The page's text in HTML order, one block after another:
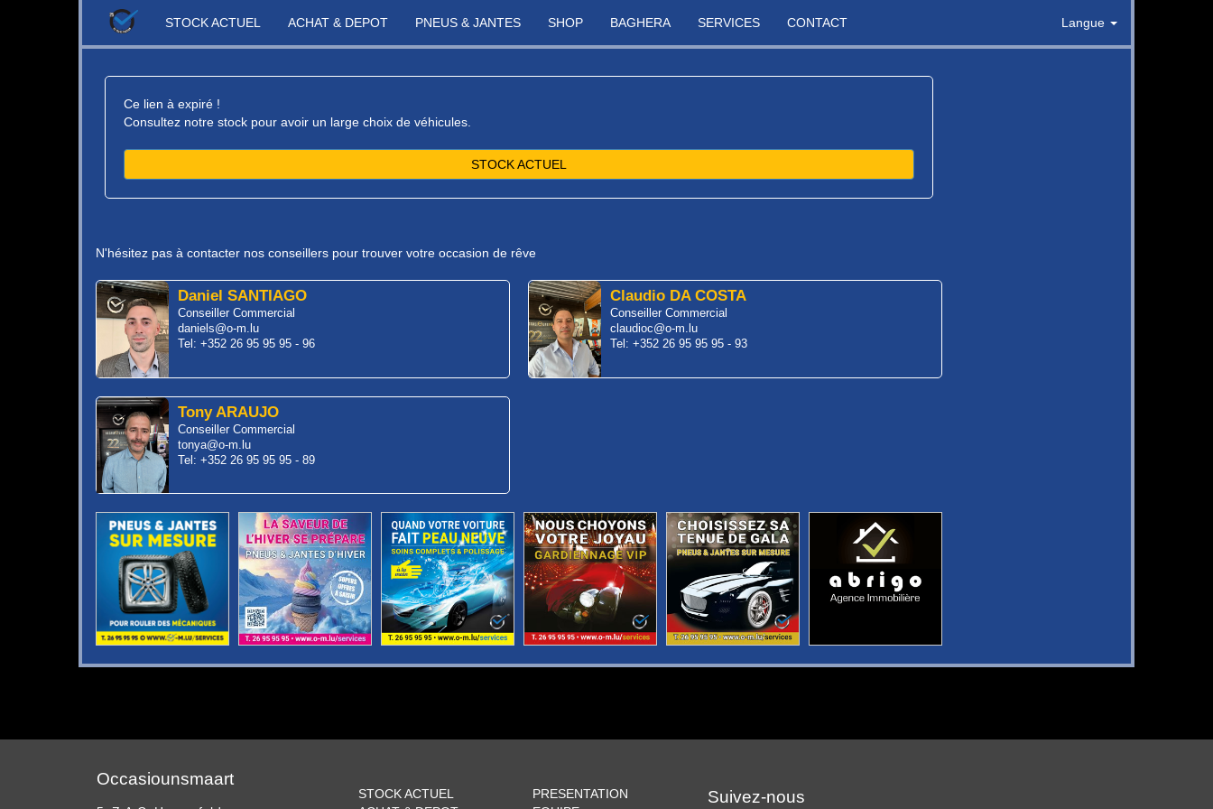
STOCK ACTUEL ACHAT & DEPOT PNEUS & JANTES SHOP BAGHERA SERVICES CONTACT Langue
Ce lien à expiré !
Consultez notre stock pour avoir un large choix de véhicules.
STOCK ACTUEL
N'hésitez pas à contacter nos conseillers pour trouver votre occasion de rêve
Daniel SANTIAGO
Conseiller Commercial
daniels@o-m.lu
Tel: +352 26 95 95 95 - 96
Claudio DA COSTA
Conseiller Commercial
claudioc@o-m.lu
Tel: +352 26 95 95 95 - 93
Tony ARAUJO
Conseiller Commercial
tonya@o-m.lu
Tel: +352 26 95 95 95 - 89
Occasiounsmaart
STOCK ACTUEL
PRESENTATION
Suivez-nous